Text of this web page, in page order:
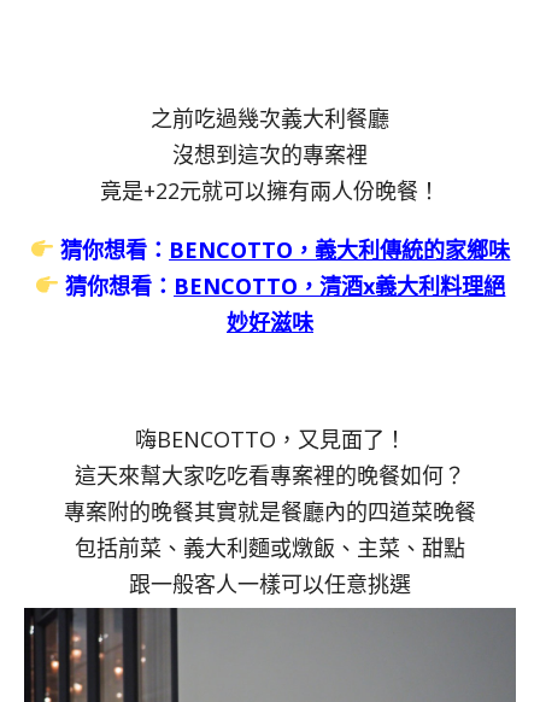
之前吃過幾次義大利餐廳
沒想到這次的專案裡
竟是+22元就可以擁有兩人份晚餐！
猜你想看： BENCOTTO，義大利傳統的家鄉味
猜你想看： BENCOTTO，清酒x義大利料理絕
妙好滋味
嗨BENCOTTO，又見面了！
這天來幫大家吃吃看專案裡的晚餐如何？
專案附的晚餐其實就是餐廳內的四道菜晚餐
包括前菜、義大利麵或燉飯、主菜、甜點
跟一般客人一樣可以任意挑選